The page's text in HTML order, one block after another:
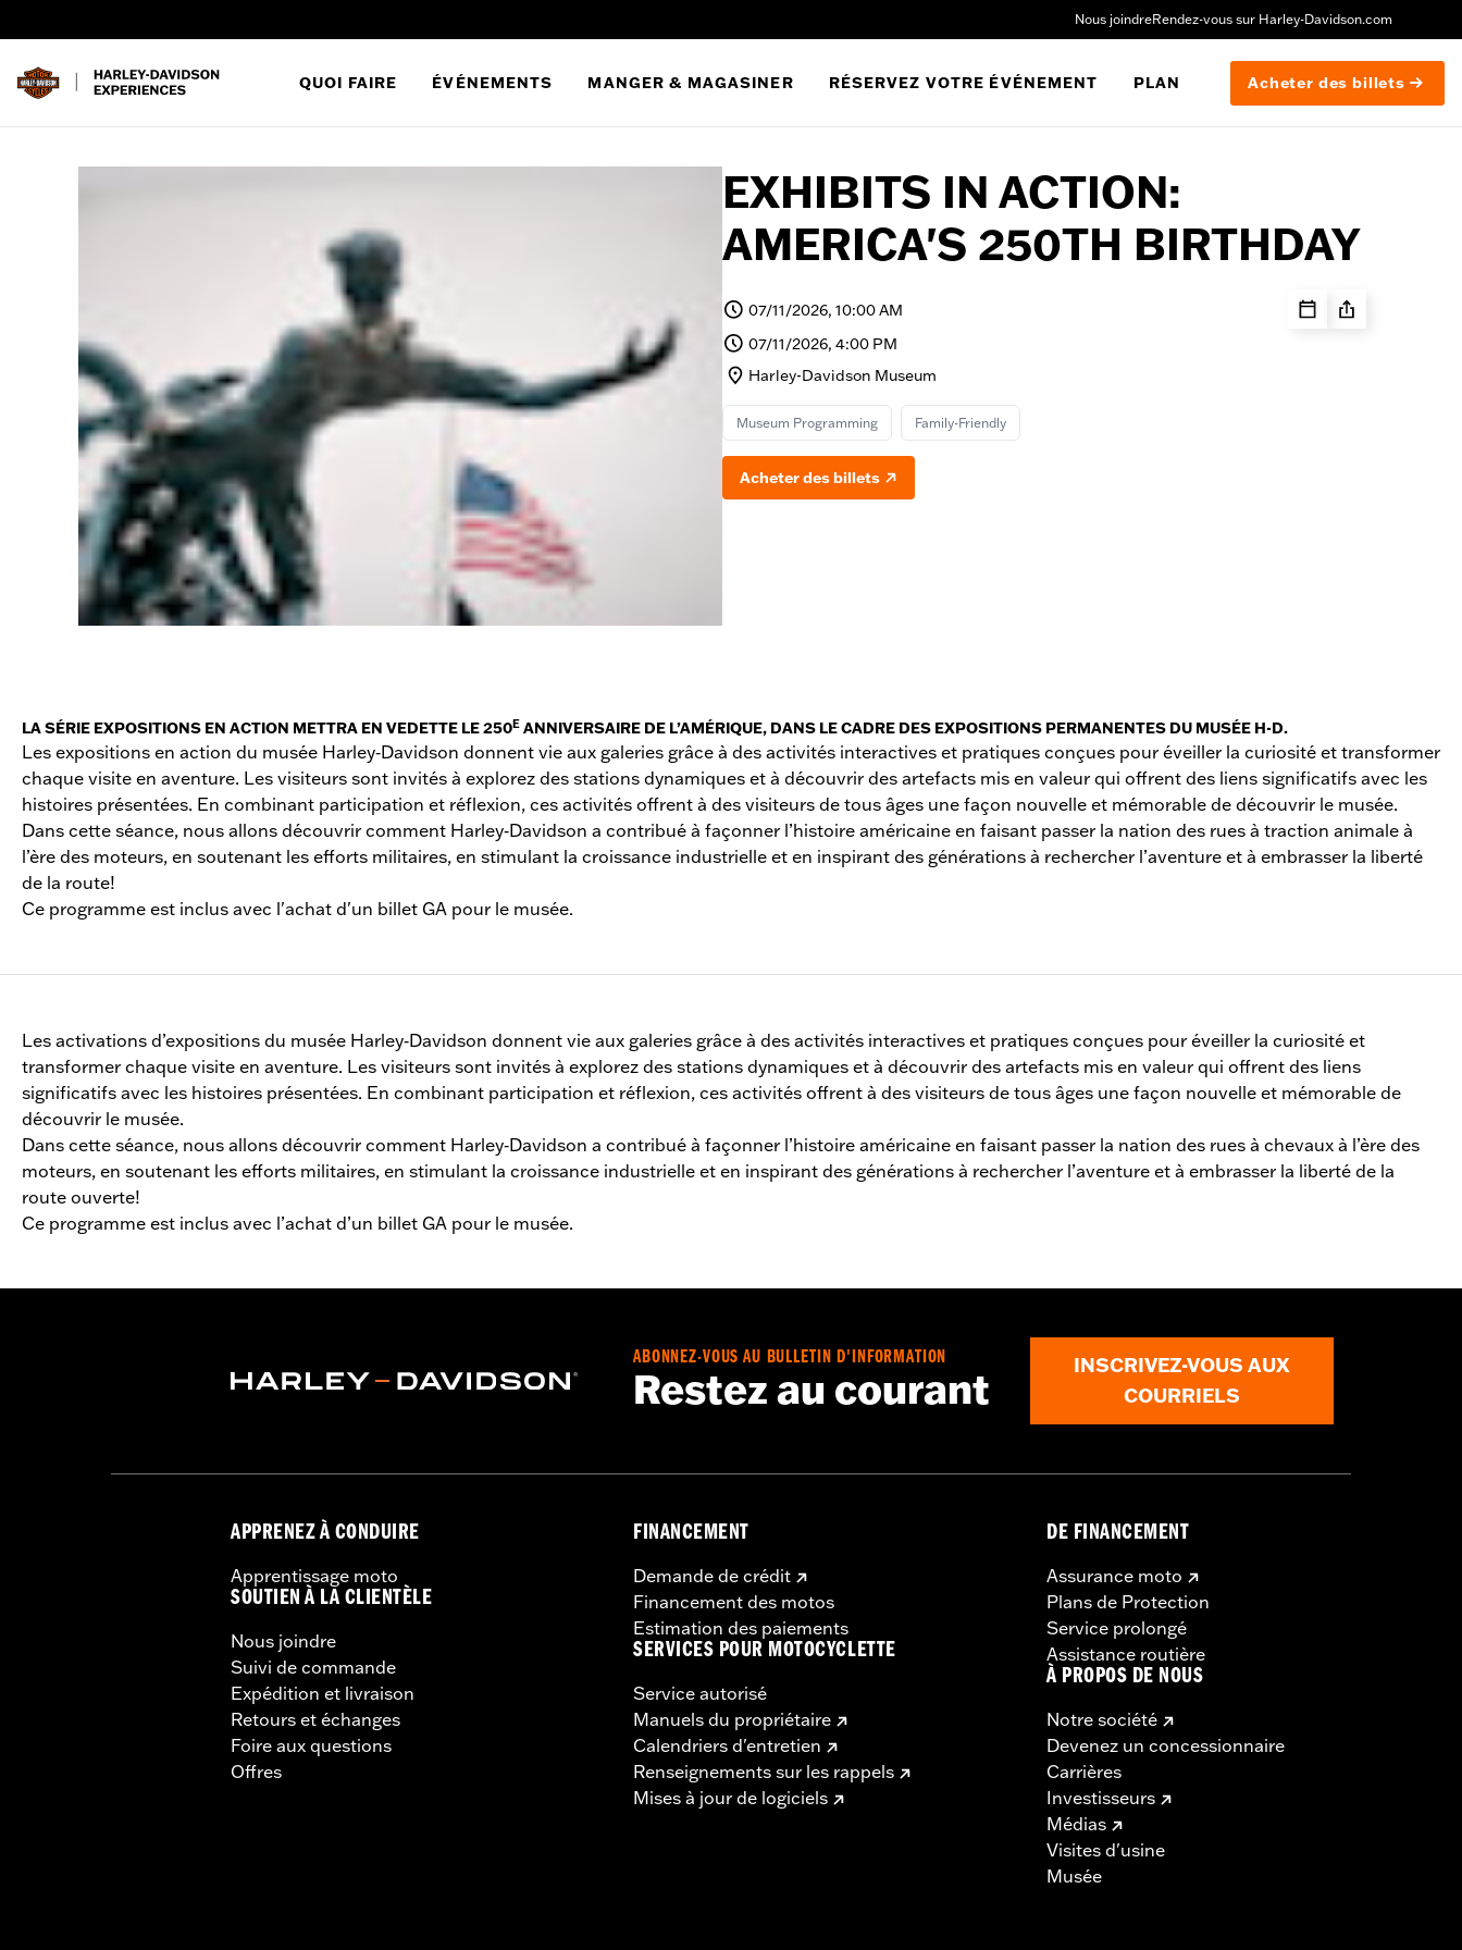
Nous joindreRendez-vous sur Harley-Davidson.com
QUOI FAIRE ÉVÉNEMENTS MANGER & MAGASINER RÉSERVEZ VOTRE ÉVÉNEMENT PLAN Acheter des billets
EXHIBITS IN ACTION:
AMERICA'S 250TH BIRTHDAY
07/11/2026, 10:00 AM
07/11/2026, 4:00 PM
Harley-Davidson Museum
Museum Programming Family-Friendly
Acheter des billets
LA SÉRIE EXPOSITIONS EN ACTION METTRA EN VEDETTE LE 250E ANNIVERSAIRE DE L’AMÉRIQUE, DANS LE CADRE DES EXPOSITIONS PERMANENTES DU MUSÉE H-D.
Les expositions en action du musée Harley‑Davidson donnent vie aux galeries grâce à des activités interactives et pratiques conçues pour éveiller la curiosité et transformer
chaque visite en aventure. Les visiteurs sont invités à explorez des stations dynamiques et à découvrir des artefacts mis en valeur qui offrent des liens significatifs avec les
histoires présentées. En combinant participation et réflexion, ces activités offrent à des visiteurs de tous âges une façon nouvelle et mémorable de découvrir le musée.
Dans cette séance, nous allons découvrir comment Harley‑Davidson a contribué à façonner l’histoire américaine en faisant passer la nation des rues à traction animale à
l’ère des moteurs, en soutenant les efforts militaires, en stimulant la croissance industrielle et en inspirant des générations à rechercher l’aventure et à embrasser la liberté
de la route!
Ce programme est inclus avec l'achat d'un billet GA pour le musée.
Les activations d’expositions du musée Harley‑Davidson donnent vie aux galeries grâce à des activités interactives et pratiques conçues pour éveiller la curiosité et
transformer chaque visite en aventure. Les visiteurs sont invités à explorez des stations dynamiques et à découvrir des artefacts mis en valeur qui offrent des liens
significatifs avec les histoires présentées. En combinant participation et réflexion, ces activités offrent à des visiteurs de tous âges une façon nouvelle et mémorable de
découvrir le musée.
Dans cette séance, nous allons découvrir comment Harley‑Davidson a contribué à façonner l’histoire américaine en faisant passer la nation des rues à chevaux à l’ère des
moteurs, en soutenant les efforts militaires, en stimulant la croissance industrielle et en inspirant des générations à rechercher l’aventure et à embrasser la liberté de la
route ouverte!
Ce programme est inclus avec l’achat d’un billet GA pour le musée.
ABONNEZ-VOUS AU BULLETIN D'INFORMATION
Restez au courant
INSCRIVEZ-VOUS AUX
COURRIELS
APPRENEZ À CONDUIRE
Apprentissage moto
SOUTIEN À LA CLIENTÈLE
Nous joindre
Suivi de commande
Expédition et livraison
Retours et échanges
Foire aux questions
Offres
FINANCEMENT
Demande de crédit
Financement des motos
Estimation des paiements
SERVICES POUR MOTOCYCLETTE
Service autorisé
Manuels du propriétaire
Calendriers d'entretien
Renseignements sur les rappels
Mises à jour de logiciels
DE FINANCEMENT
Assurance moto
Plans de Protection
Service prolongé
Assistance routière
À PROPOS DE NOUS
Notre société
Devenez un concessionnaire
Carrières
Investisseurs
Médias
Visites d'usine
Musée